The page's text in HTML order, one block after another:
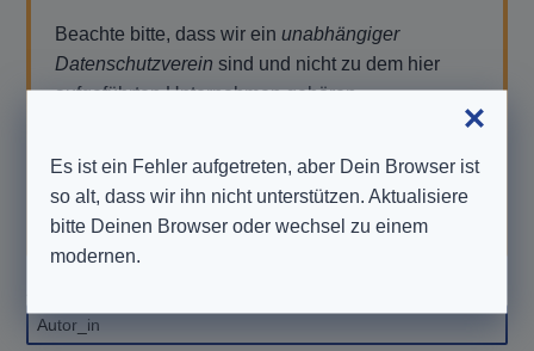
Beachte bitte, dass wir einunabhängiger
Datenschutzverein sind und nicht zu dem hier
aufgeführten Unternehmen gehören.
das Unternehmen. Wir können Dir hierbei
Autor_in
Es ist ein Fehler aufgetreten, aber Dein Browser ist
so alt, dass wir ihn nicht unterstützen. Aktualisiere
bitte Deinen Browser oder wechsel zu einem
modernen.